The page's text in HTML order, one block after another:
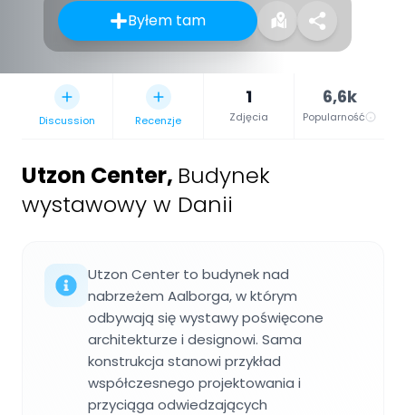
Byłem tam
Discussion Recenzje
1
Zdjęcia
6,6k
Popularność
Utzon Center, Budynek
wystawowy w Danii
Utzon Center to budynek nad
nabrzeżem Aalborga, w którym
odbywają się wystawy poświęcone
architekturze i designowi. Sama
konstrukcja stanowi przykład
współczesnego projektowania i
przyciąga odwiedzających